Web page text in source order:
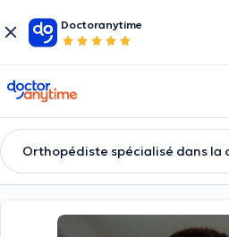
Doctoranytime
doctoranytime